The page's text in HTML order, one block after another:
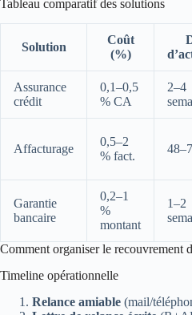
Tableau comparatif des solutions
Solution
Coût
(%)
Assurance
crédit
0,1–0,5
% CA
2–4
Affacturage
0,5–2
% fact.
Garantie
bancaire
0,2–1
%
montant
1–2
Comment organiser le recouvrement
Timeline opérationnelle
Relance amiable (mail/